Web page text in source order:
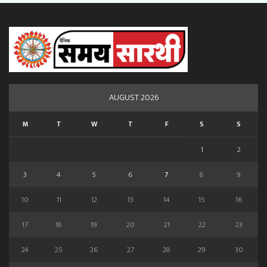
AUGUST 2026
M T W T F S S
1
2
3
4 5 6 7 8
9
10
11 12 13 14 15
16
17
18 19 20 21 22
23
24
25 26 27 28 29
30